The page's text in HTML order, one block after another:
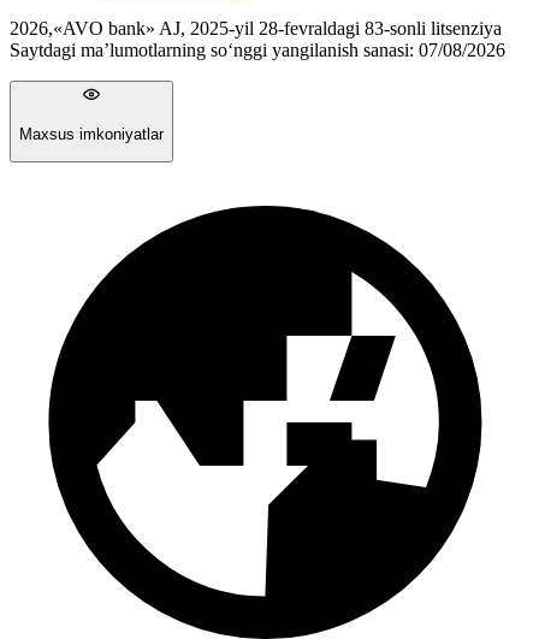
2026,«AVO bank» AJ, 2025-yil 28-fevraldagi 83-sonli litsenziya
Saytdagi ma’lumotlarning so‘nggi yangilanish sanasi: 07/08/2026
Maxsus imkoniyatlar